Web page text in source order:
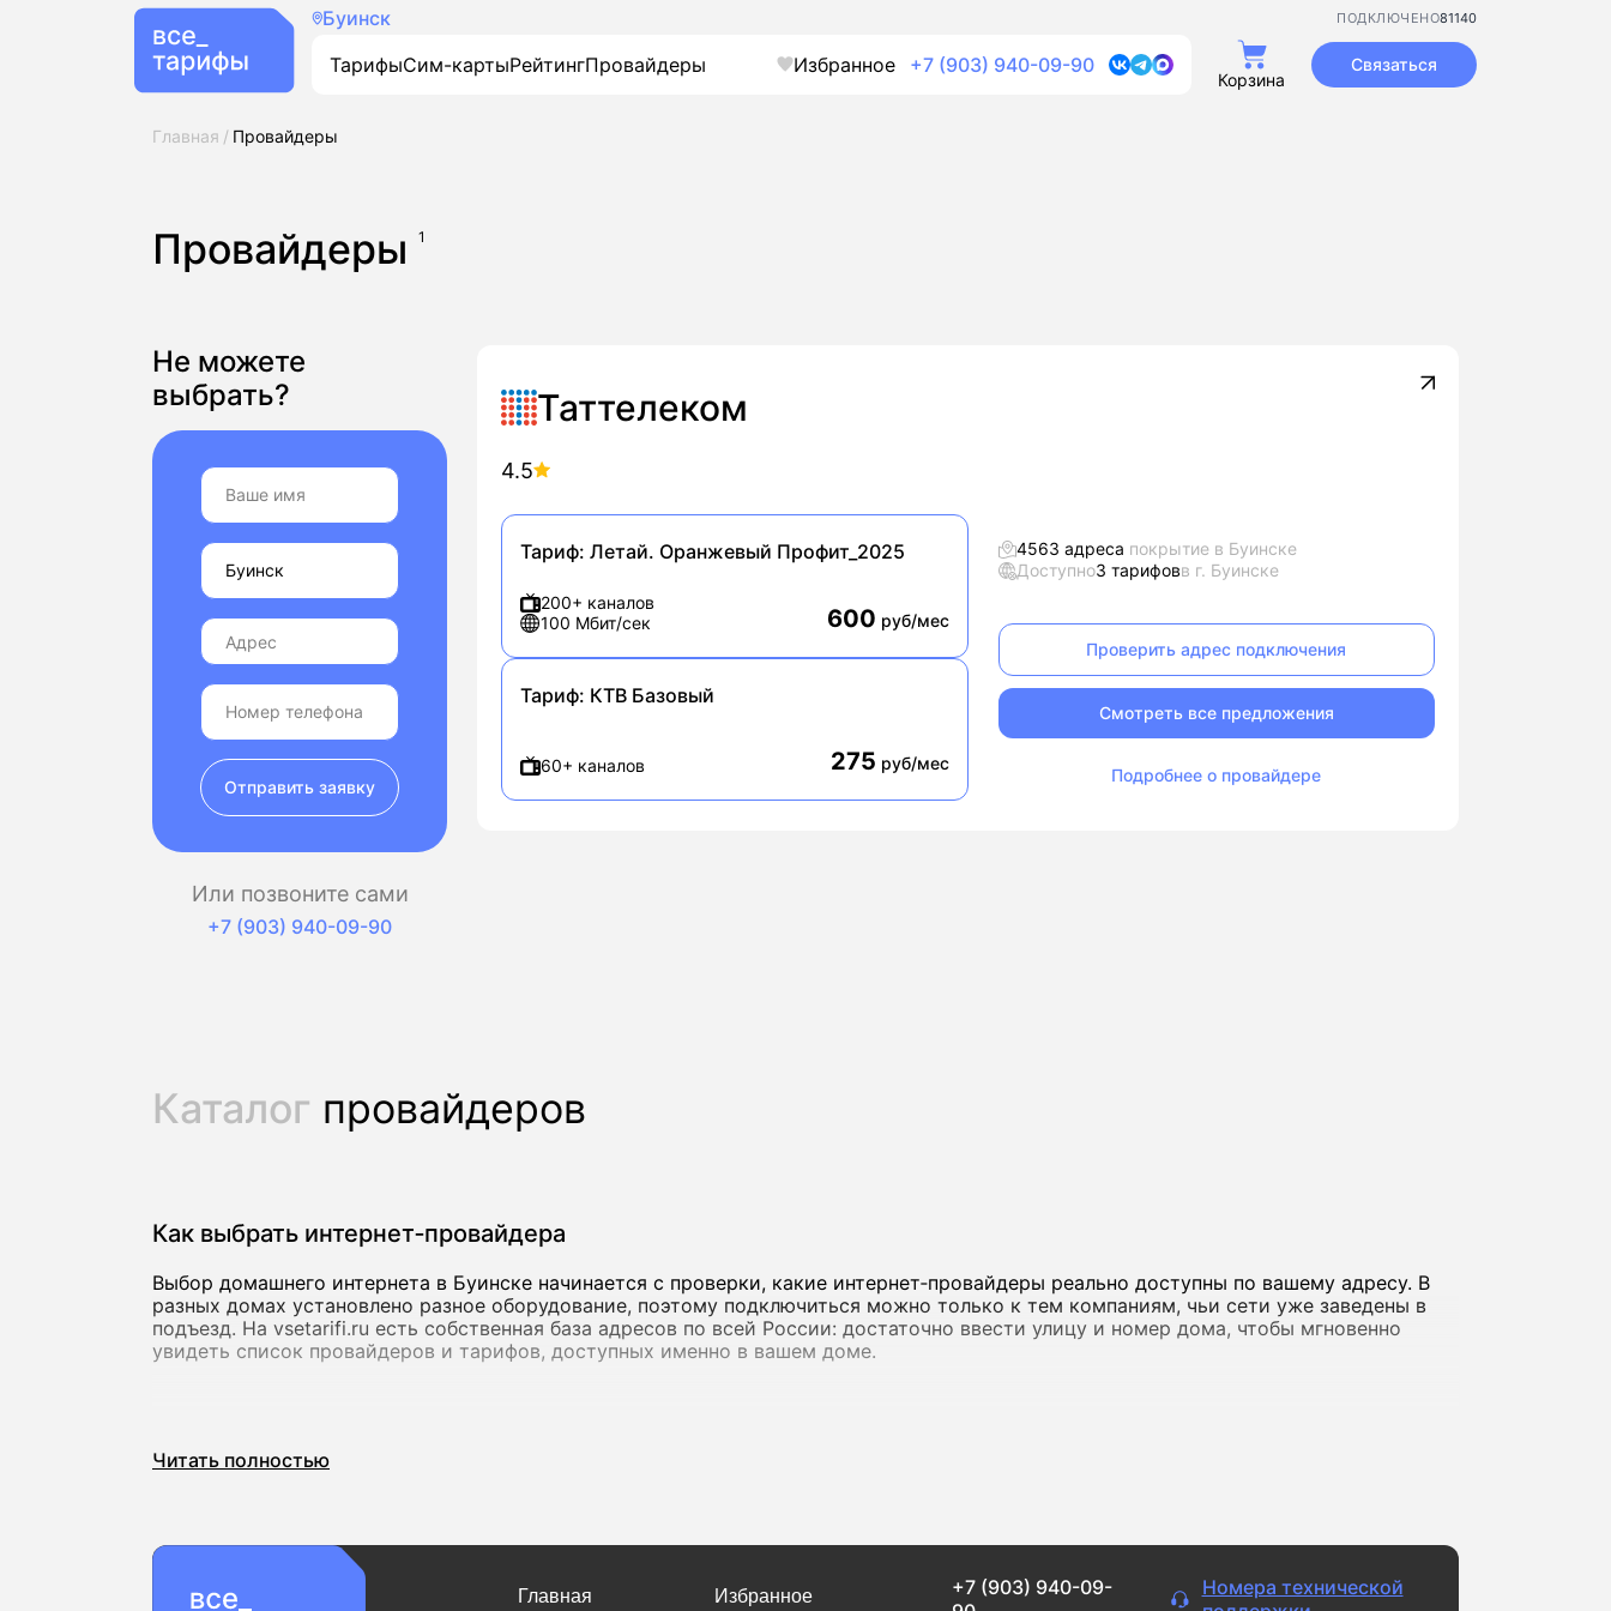
Буинск 81140
ПОДКЛЮЧЕНО
ТарифыСим-картыРейтингПровайдеры Избранное +7 (903) 940-09-90
Корзина
Связаться
Главная Провайдеры
Провайдеры 1
Таттелеком
4.5
Тариф: Летай. Оранжевый Профит_2025
200+ каналов
100 Мбит/сек
600 руб/мес
Тариф: КТВ Базовый
60+ каналов 275 руб/мес
4563 адреса покрытие в Буинске
Доступно3 тарифовв г. Буинске
Проверить адрес подключения
Смотреть все предложения
Подробнее о провайдере
Не можете
выбрать?
Отправить заявку
Или позвоните сами
+7 (903) 940-09-90
Каталог провайдеров
Как выбрать интернет‑провайдера
Выбор домашнего интернета в Буинске начинается с проверки, какие интернет‑провайдеры реально доступны по вашему адресу. В
разных домах установлено разное оборудование, поэтому подключиться можно только к тем компаниям, чьи сети уже заведены в
подъезд. На vsetarifi.ru есть собственная база адресов по всей России: достаточно ввести улицу и номер дома, чтобы мгновенно
увидеть список провайдеров и тарифов, доступных именно в вашем доме.
Для базовых задач подойдет скорость от 15 Мбит/с - ее достаточно для переписки, просмотра фильмов в обычном качестве и
000 Мбит/с, которые предлагают как крупные федеральные операторы, так и локальные сети.
Важно учитывать не только максимальную скорость, но и стабильность соединения. Если интернет регулярно «падает» или сильно
Читать полностью
Главная Избранное
+7 (903) 940-09-
Номера технической